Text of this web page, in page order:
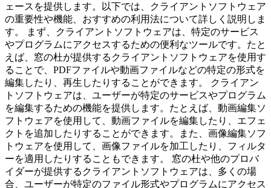
ェースを提供します。以下では、クライアントソフトウェア
の重要性や機能、おすすめの利用法について詳しく説明しま
す。 まず、クライアントソフトウェアは、特定のサービス
やプログラムにアクセスするための便利なツールです。たと
えば、窓の杜が提供するクライアントソフトウェアを使用す
ることで、PDFファイルや動画ファイルなどの特定の形式を
編集したり、再生したりすることができます。 クライアン
トソフトウェアは、ユーザーが特定のサービスやプログラム
を編集するための機能を提供します。たとえば、動画編集ソ
フトウェアを使用して、動画ファイルを編集したり、エフェ
クトを追加したりすることができます。また、画像編集ソフ
トウェアを使用して、画像ファイルを加工したり、フィルタ
ーを適用したりすることもできます。 窓の杜や他のプロバ
イダーが提供するクライアントソフトウェアは、多くの場
合、ユーザーが特定のファイル形式やプログラムにアクセス